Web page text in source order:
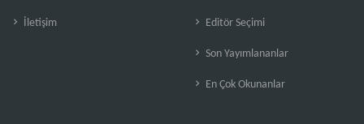
İletişim Editör Seçimi
Son Yayımlananlar
En Çok Okunanlar